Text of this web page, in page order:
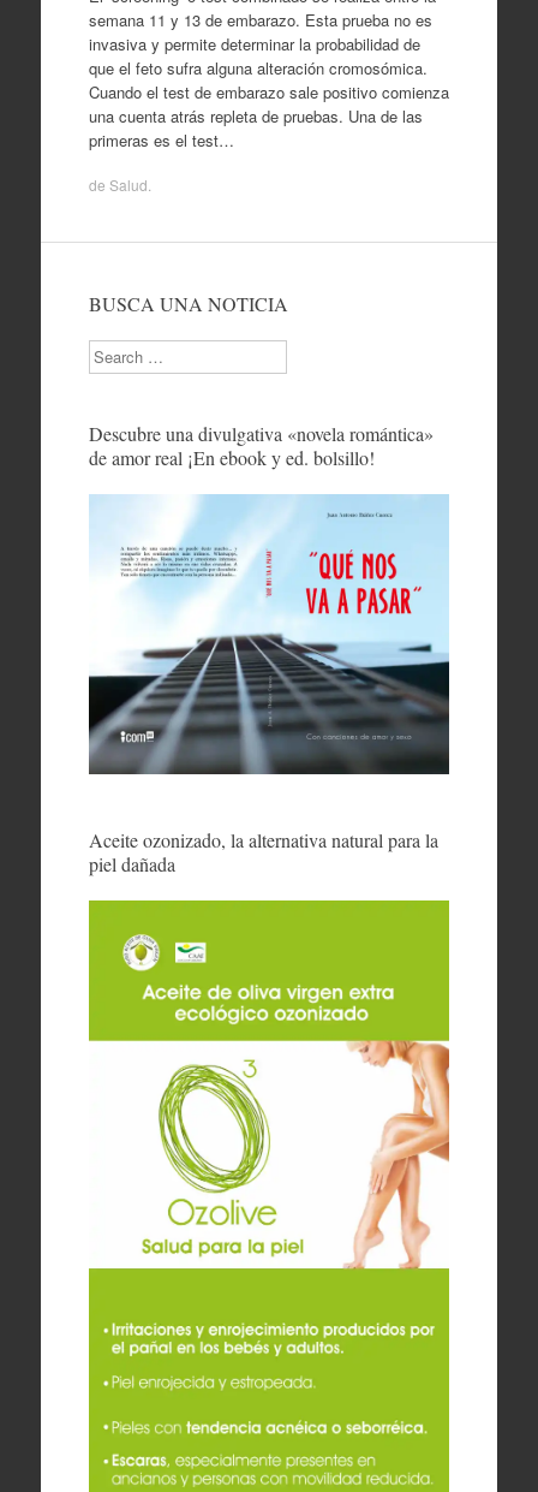
semana 11 y 13 de embarazo. Esta prueba no es
invasiva y permite determinar la probabilidad de
que el feto sufra alguna alteración cromosómica.
Cuando el test de embarazo sale positivo comienza
una cuenta atrás repleta de pruebas. Una de las
primeras es el test…
de Salud
BUSCA UNA NOTICIA
Search
Descubre una divulgativa «novela romántica»
de amor real ¡En ebook y ed. bolsillo!
Aceite ozonizado, la alternativa natural para la
piel dañada